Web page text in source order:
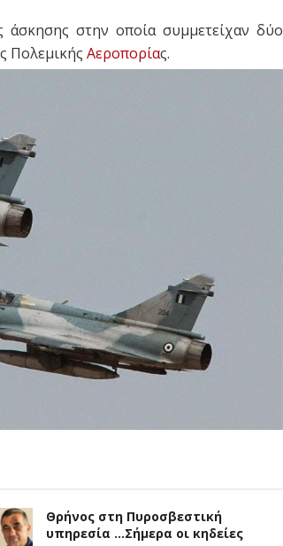
άσκησης στην οποία συμμετείχαν δύο
Πολεμικής Αεροπορίας.
Θρήνος στη Πυροσβεστική
υπηρεσία …Σήμερα οι κηδείες